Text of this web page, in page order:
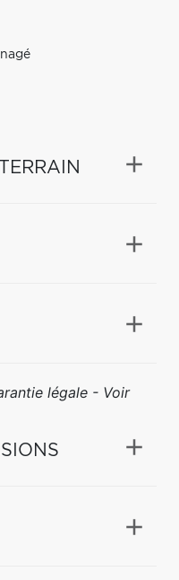
légale - Voir